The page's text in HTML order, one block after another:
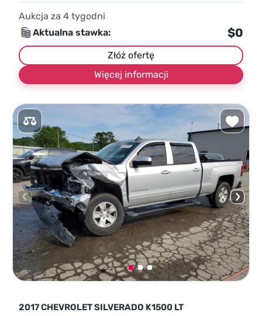
Aukcja za 4 tygodni
Aktualna stawka:
$0
Złóż ofertę
Więcej informacji
2017 CHEVROLET SILVERADO K1500 LT